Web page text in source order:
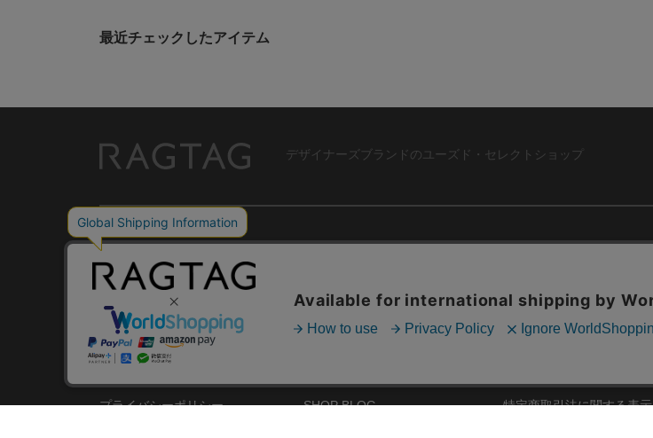
最近チェックしたアイテム
デザイナーズブランドのユーズド・セレクトショップ
USER GUIDE
ご利用ガイド
レビュー
RAGTAGについて
プライバシーポリシー
ショップリスト
お買い取りサイト
SHOP BLOG
コーポレートサイト
会社概要
特定商取引法に関する表示